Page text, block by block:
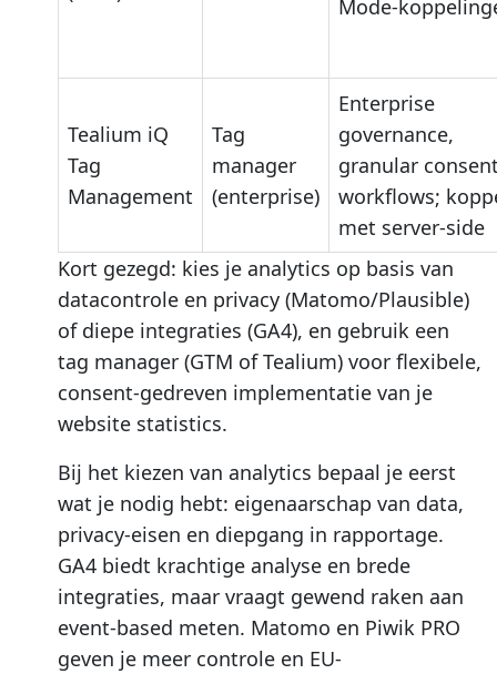
Mode-
Tealium iQ
Tag
Management
Tag
manager
(enterprise)
Enterprise
governance,
granular
workflows;
met server-side
Kort gezegd: kies je analytics op basis van
datacontrole en privacy (Matomo/Plausible)
of diepe integraties (GA4), en gebruik een
tag manager (GTM of Tealium) voor flexibele,
consent-gedreven implementatie van je
website statistics.
Bij het kiezen van analytics bepaal je eerst
wat je nodig hebt: eigenaarschap van data,
privacy-eisen en diepgang in rapportage.
GA4 biedt krachtige analyse en brede
integraties, maar vraagt gewend raken aan
event-based meten. Matomo en Piwik PRO
geven je meer controle en EU-